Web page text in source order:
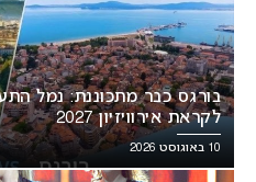
בורגס כבר מתכוננת: נמל
לקראת אירוויזיון 2027
10 באוגוסט 2026